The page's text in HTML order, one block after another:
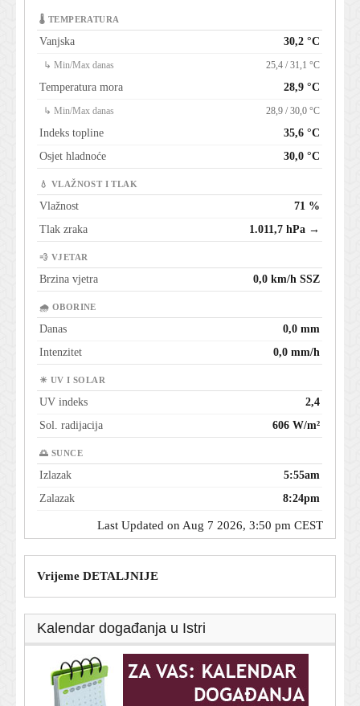
🌡 TEMPERATURA
Vanjska 30,2 °C
↳ Min/Max danas 25,4 / 31,1 °C
Temperatura mora 28,9 °C
↳ Min/Max danas 28,9 / 30,0 °C
Indeks topline
35,6 °C
Osjet hladnoće
30,0 °C
💧 VLAŽNOST I TLAK
Vlažnost
71 %
Tlak zraka
1.011,7 hPa →
💨 VJETAR
Brzina vjetra 0,0 km/h SSZ
🌧 OBORINE
Danas
0,0 mm
Intenzitet
0,0 mm/h
☀ UV I SOLAR
UV indeks
2,4
Sol. radijacija
606 W/m²
🌅 SUNCE
Izlazak
5:55am
Zalazak
8:24pm
Last Updated on Aug 7 2026, 3:50 pm CEST
Vrijeme DETALJNIJE
Kalendar događanja u Istri